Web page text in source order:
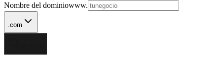
Nombre del dominiowww.
.com